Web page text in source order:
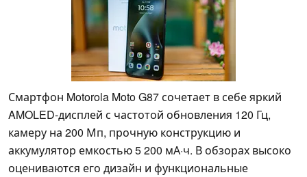
Смартфон Motorola Moto G87 сочетает в себе яркий
AMOLED-дисплей с частотой обновления 120 Гц,
камеру на 200 Мп, прочную конструкцию и
аккумулятор емкостью 5 200 мА·ч. В обзорах высоко
оцениваются его дизайн и функциональные